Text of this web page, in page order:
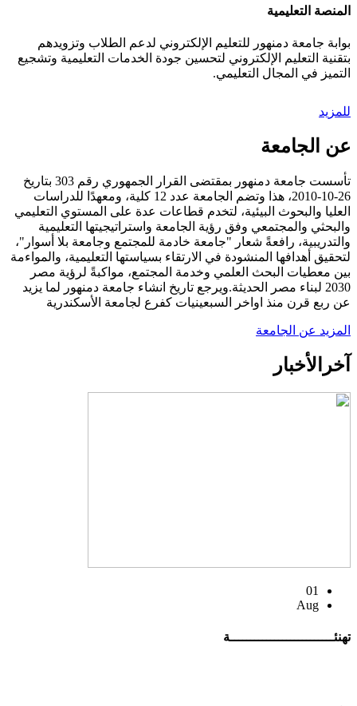
المنصة التعليمية
بوابة جامعة دمنهور للتعليم الإلكتروني لدعم الطلاب وتزويدهم
بتقنية التعليم الإلكتروني لتحسين جودة الخدمات التعليمية وتشجيع
التميز في المجال التعليمي.
للمزيد
عن الجامعة
تأسست جامعة دمنهور بمقتضى القرار الجمهوري رقم 303 بتاريخ
26-10-2010، هذا وتضم الجامعة عدد 12 كلية، ومعهدًا للدراسات
العليا والبحوث البيئية، لتخدم قطاعات عدة على المستوي التعليمي
والبحثي والمجتمعي وفق رؤية الجامعة واستراتيجيتها التعليمية
والتدريبية، رافعةً شعار "جامعة خادمة للمجتمع وجامعة بلا أسوار"،
لتحقيق أهدافها المنشودة في الارتقاء بسياستها التعليمية، والمواءمة
بين معطيات البحث العلمي وخدمة المجتمع، مواكبةً لرؤية مصر
2030 لبناء مصر الحديثة.ويرجع تاريخ انشاء جامعة دمنهور لما يزيد
عن ربع قرن منذ اواخر السبعينيات كفرع لجامعة الأسكندرية
المزيد عن الجامعة
آخر الأخبار
01
Aug
تهنئــــــــــــــــــــــــــة